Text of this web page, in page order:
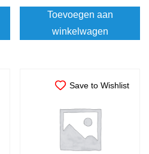
Toevoegen aan
winkelwagen
Save to Wishlist